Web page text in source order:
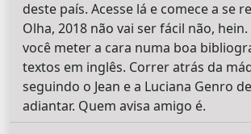
deste país. Acesse lá e comece a se
Olha, 2018 não vai ser fácil não,
você meter a cara numa boa
textos em inglês. Correr atrás da
seguindo o Jean e a Luciana Genro
adiantar. Quem avisa amigo é.